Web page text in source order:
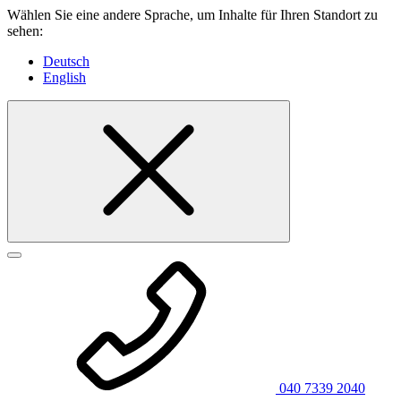
Wählen Sie eine andere Sprache, um Inhalte für Ihren Standort zu
sehen:
Deutsch
English
040 7339 2040